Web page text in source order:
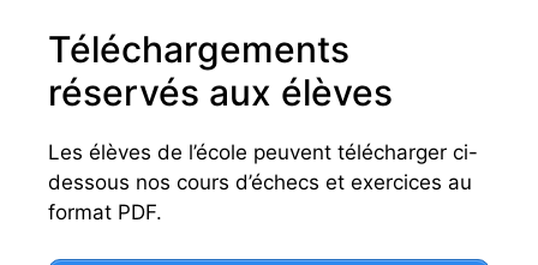
Téléchargements
réservés aux élèves
Les élèves de l’école peuvent télécharger ci-
dessous nos cours d’échecs et exercices au
format PDF.